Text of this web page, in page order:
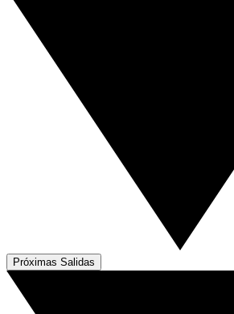
Próximas Salidas